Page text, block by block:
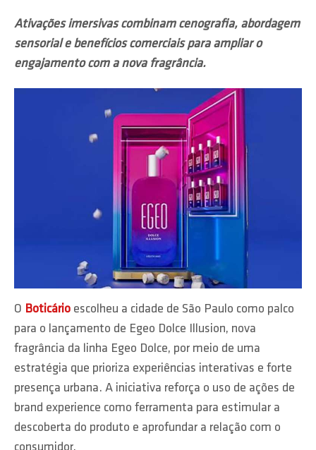
Ativações imersivas combinam cenografia, abordagem
sensorial e benefícios comerciais para ampliar o
engajamento com a nova fragrância.
O Boticário escolheu a cidade de São Paulo como palco
para o lançamento de Egeo Dolce Illusion, nova
fragrância da linha Egeo Dolce, por meio de uma
estratégia que prioriza experiências interativas e forte
presença urbana. A iniciativa reforça o uso de ações de
brand experience como ferramenta para estimular a
descoberta do produto e aprofundar a relação com o
consumidor.